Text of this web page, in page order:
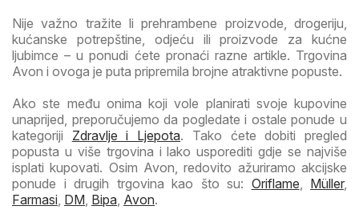
Nije važno tražite li prehrambene proizvode, drogeriju,
kućanske potrepštine, odjeću ili proizvode za kućne
ljubimce – u ponudi ćete pronaći razne artikle. Trgovina
Avon i ovoga je puta pripremila brojne atraktivne popuste.
Ako ste među onima koji vole planirati svoje kupovine
unaprijed, preporučujemo da pogledate i ostale ponude u
kategoriji Zdravlje i Ljepota. Tako ćete dobiti pregled
popusta u više trgovina i lako usporediti gdje se najviše
isplati kupovati. Osim Avon, redovito ažuriramo akcijske
ponude i drugih trgovina kao što su: Oriflame Müller,
Farmasi DM Bipa Avon.